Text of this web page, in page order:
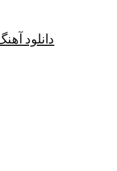
دانلود